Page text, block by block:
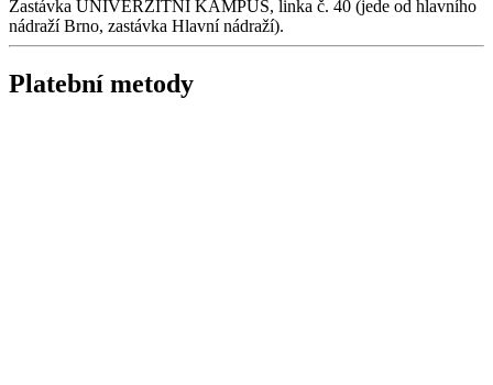
Zastávka UNIVERZITNÍ KAMPUS, linka č. 40 (jede od hlavního
nádraží Brno, zastávka Hlavní nádraží).
Platební metody